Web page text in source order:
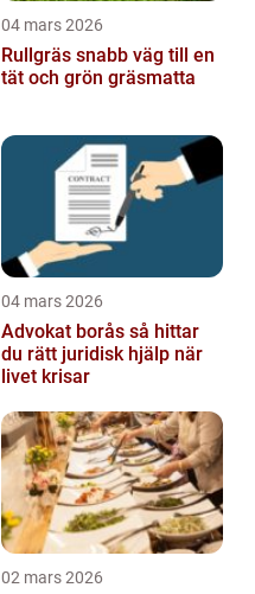
04 mars 2026
Rullgräs snabb väg till en
tät och grön gräsmatta
04 mars 2026
Advokat borås så hittar
du rätt juridisk hjälp när
livet krisar
02 mars 2026